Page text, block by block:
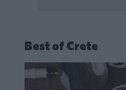
Best of Crete